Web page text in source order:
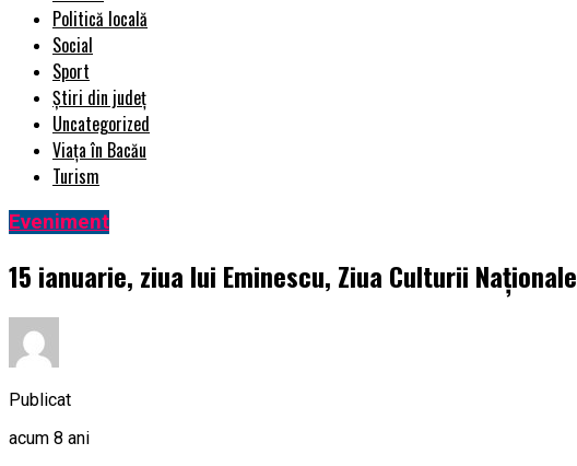
Politică locală
Social
Sport
Știri din județ
Uncategorized
Viața în Bacău
Turism
Eveniment
15 ianuarie, ziua lui Eminescu, Ziua Culturii Naţionale
Publicat
acum 8 ani